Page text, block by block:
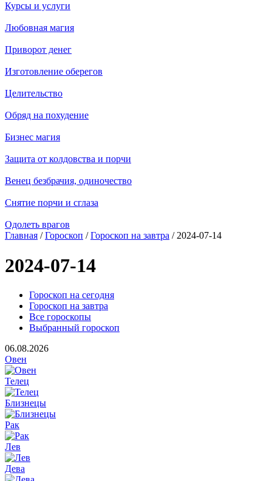
Курсы и услуги
Любовная магия
Приворот денег
Изготовление оберегов
Целительство
Обряд на похудение
Бизнес магия
Защита от колдовства и порчи
Венец безбрачия, одиночество
Снятие порчи и сглаза
Одолеть врагов
Главная /Гороскоп /Гороскоп на завтра / 2024-07-14
2024-07-14
Гороскоп на сегодня
Гороскоп на завтра
Все гороскопы
Выбранный гороскоп
06.08.2026
Овен
Телец
Близнецы
Рак
Лев
Дева